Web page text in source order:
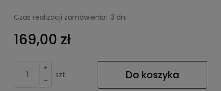
Czas realizacji zamówienia: 3 dni
169,00 zł
+
-
szt. Do koszyka